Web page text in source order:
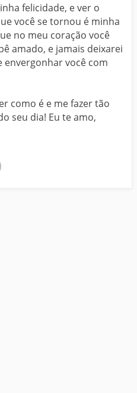
felicidade, e ver o
você se tornou é minha
no meu coração você
amado, e jamais deixarei
envergonhar você com
como é e me fazer tão
seu dia! Eu te amo,